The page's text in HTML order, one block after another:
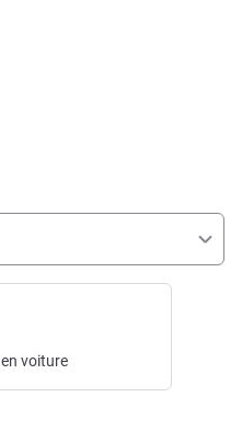
en voiture